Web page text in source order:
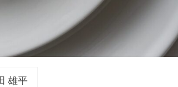
雄平